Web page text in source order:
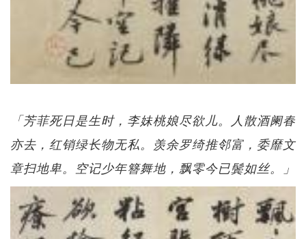
「芳菲死日是生时，李妹桃娘尽欲儿。人散酒阑春
亦去，红销绿长物无私。羡余罗绮推邻富，委靡文
章扫地卑。空记少年簪舞地，飘零今已鬓如丝。」